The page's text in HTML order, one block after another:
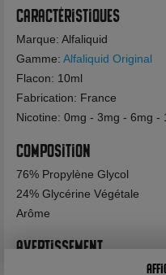
Caractéristiques
Marque: Alfaliquid
Gamme: Alfaliquid Original
Flacon: 10ml
Fabrication: France
Nicotine: 0mg - 3mg - 6mg -
Composition
76% Propylène Glycol
24% Glycérine Végétale
Arôme
Avertissement
Dangereux - Respecter